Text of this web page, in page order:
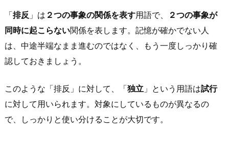
て
み
よ
う
1.
互
い
「排反 」は ２つの事象の関係を表す用語で、
２つの事象が
同時に起こらない関係を表します。記憶が確かでない人
は、中途半端なまま進むのではなく、もう一度しっかり確
認しておきましょう。
このような「排反」に対して、「独立 」という用語は試行
に対して用いられます。対象にしているものが異なるの
で、しっかりと使い分けることが大切です。